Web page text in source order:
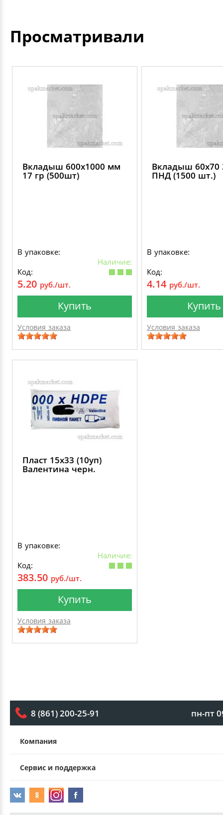
Просматривали
Вкладыш 600х1000 мм
17 гр (500шт)
В упаковке:
Наличие:
Код:
5.20 руб./шт.
Купить
Условия заказа
Вкладыш 60х70
ПНД (1500 шт.)
В упаковке:
Код:
4.14 руб./шт.
Купить
Условия заказа
Пласт 15х33 (10уп)
Валентина черн.
В упаковке:
Наличие:
Код:
383.50 руб./шт.
Купить
Условия заказа
8 (861) 200-25-91 пн-пт
Компания
Сервис и поддержка